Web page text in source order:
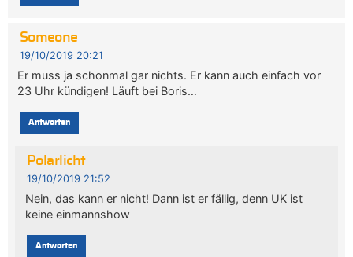
Someone
19/10/2019 20:21
Er muss ja schonmal gar nichts. Er kann auch einfach vor
23 Uhr kündigen! Läuft bei Boris…
Antworten
Polarlicht
19/10/2019 21:52
Nein, das kann er nicht! Dann ist er fällig, denn UK ist
keine einmannshow
Antworten